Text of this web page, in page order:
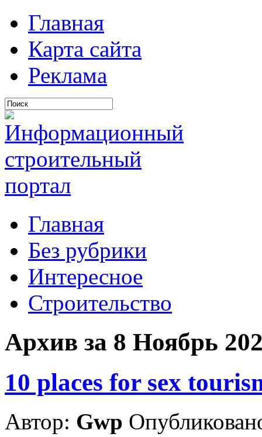
Главная
Карта сайта
Реклама
Главная
Без рубрики
Интересное
Строительство
Архив за 8 Ноябрь
10 places for sex
Автор: Gwp